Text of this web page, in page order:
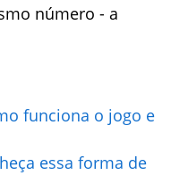
número - a
funciona o jogo e
essa forma de